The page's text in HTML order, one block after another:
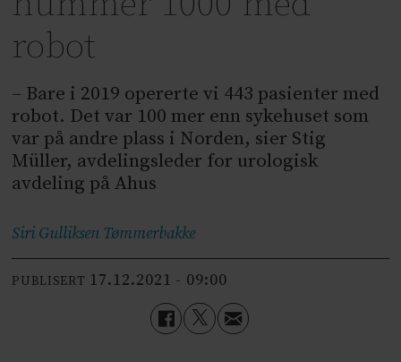
robot
– Bare i 2019 opererte vi 443 pasienter med
robot. Det var 100 mer enn sykehuset som
var på andre plass i Norden, sier Stig
Müller, avdelingsleder for urologisk
avdeling på Ahus
Siri Gulliksen Tømmerbakke
PUBLISERT 17.12.2021 - 09:00